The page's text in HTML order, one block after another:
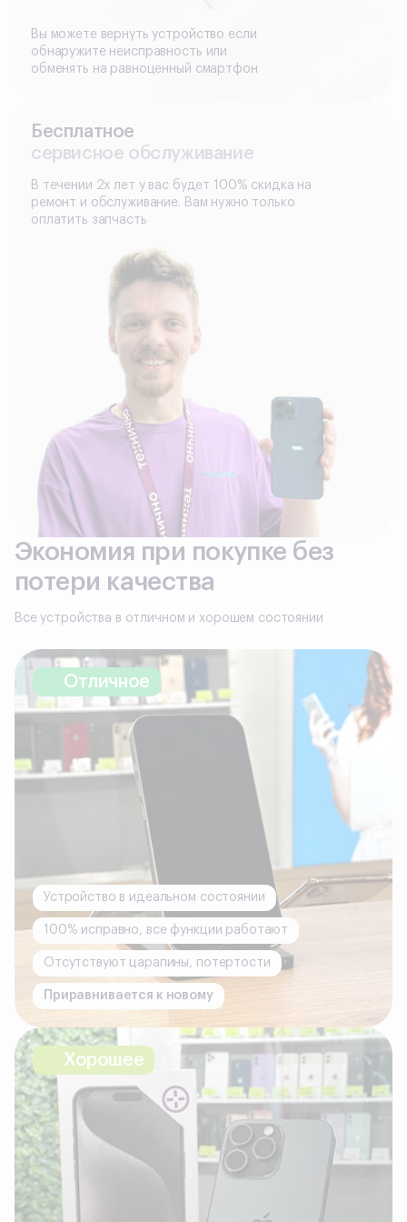
Вы можете вернуть устройство если
обнаружите неисправность или
обменять на равноценный смартфон
Бесплатное
сервисное обслуживание
В течении 2х лет у вас будет 100% скидка на
ремонт и обслуживание. Вам нужно только
оплатить запчасть
Экономия при покупке без
потери качества
Все устройства в отличном и хорошем состоянии
Отличное
Устройство в идеальном состоянии
100% исправно, все функции работают
Отсутствуют царапины, потертости
Приравнивается к новому
Хорошее